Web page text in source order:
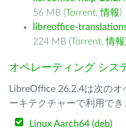
56 MB (Torrent,情報)
libreoffice-
224 MB (Torrent,情報
オペレーティング シス
LibreOffice 26.2.4は次の
ーキテクチャーで利用でき
Linux Aarch64 (deb)